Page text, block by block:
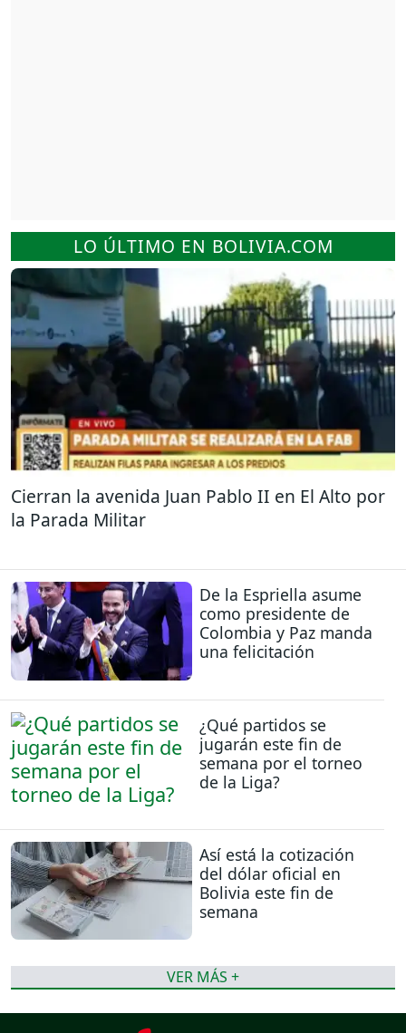
LO ÚLTIMO EN BOLIVIA.COM
Cierran la avenida Juan Pablo II en El Alto por
la Parada Militar
De la Espriella asume
como presidente de
Colombia y Paz manda
una felicitación
¿Qué partidos se
jugarán este fin de
semana por el torneo
de la Liga?
Así está la cotización
del dólar oficial en
Bolivia este fin de
semana
VER MÁS +